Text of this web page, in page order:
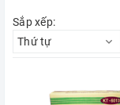
Sắp xếp:
Thứ tự